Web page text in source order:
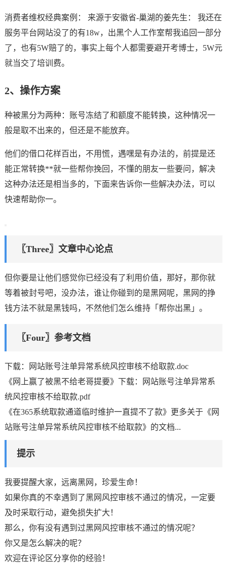
消费者维权经典案例： 来源于安徽省-巢湖的姜先生： 我还在
服务平台网站没了的有18w，出黑个人工作室帮我追回一部分
了，也有5W赔了的，事实上每个人都需要避开考博士，5W元
就当交了培训费。
2、操作方案
种被黑分为两种：账号冻结了和额度不能转换，这种情况一
般是取不出来的，但还是不能放弃。
他们的借口花样百出，不用慌，遇嘿是有办法的，前提是还
能正常转换**就一些帮你挽回，不懂的朋友一些要问，解决
这种办法还是相当多的，下面来告诉你一些解决办法，可以
快速帮助你一。
〖Three〗文章中心论点
但你要是让他们感觉你已经没有了利用价值，那好，那你就
等着被封号吧，没办法，谁让你碰到的是黑网呢，黑网的挣
钱方法不就是黑钱吗，不然他们怎么维持「帮你出黑」。
〖Four〗参考文档
下载：网站账号注单异常系统风控审核不给取款.doc
《网上赢了被黑不给老哥提要》下载：网站账号注单异常系
统风控审核不给取款.pdf
《在365系统取款通道临时维护一直提不了款》更多关于《网
站账号注单异常系统风控审核不给取款》的文档...
提示
我要提醒大家，远离黑网，珍爱生命！
如果你真的不幸遇到了黑网风控审核不通过的情况，一定要
及时采取行动，避免损失扩大！
那么，你有没有遇到过黑网风控审核不通过的情况呢？
你又是怎么解决的呢？
欢迎在评论区分享你的经验！